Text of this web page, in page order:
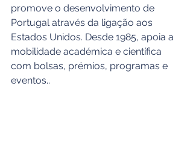
promove o desenvolvimento de
Portugal através da ligação aos
Estados Unidos. Desde 1985, apoia a
mobilidade académica e científica
com bolsas, prémios, programas e
eventos..